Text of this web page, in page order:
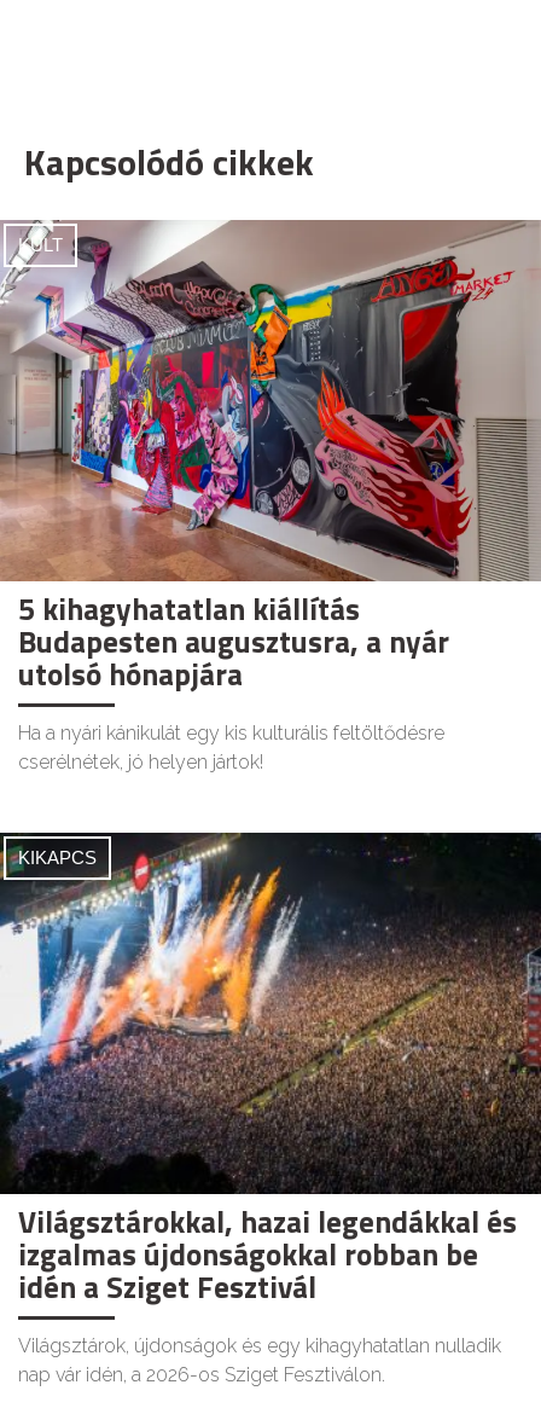
Kapcsolódó cikkek
KULT
5 kihagyhatatlan kiállítás
Budapesten augusztusra, a nyár
utolsó hónapjára
Ha a nyári kánikulát egy kis kulturális feltöltődésre
cserélnétek, jó helyen jártok!
KIKAPCS
Világsztárokkal, hazai legendákkal és
izgalmas újdonságokkal robban be
idén a Sziget Fesztivál
Világsztárok, újdonságok és egy kihagyhatatlan nulladik
nap vár idén, a 2026-os Sziget Fesztiválon.